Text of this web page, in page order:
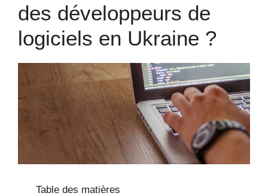
des développeurs de
logiciels en Ukraine ?
Table des matières